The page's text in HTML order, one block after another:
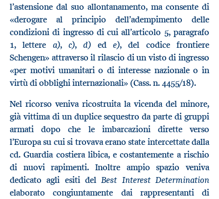
l’astensione dal suo allontanamento, ma consente di
«derogare al principio dell’adempimento delle
condizioni di ingresso di cui all’articolo 5, paragrafo
1, lettere a),c),d) ede), del codice frontiere
Schengen» attraverso il rilascio di un visto di ingresso
«per motivi umanitari o di interesse nazionale o in
virtù di obblighi internazionali» (Cass. n. 4455/18).
Nel ricorso veniva ricostruita la vicenda del minore,
già vittima di un duplice sequestro da parte di gruppi
armati dopo che le imbarcazioni dirette verso
l’Europa su cui si trovava erano state intercettate dalla
cd. Guardia costiera libica, e costantemente a rischio
di nuovi rapimenti. Inoltre ampio spazio veniva
dedicato agli esiti delBest Interest Determination
elaborato congiuntamente dai rappresentanti di